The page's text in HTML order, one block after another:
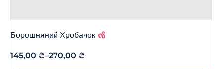
Борошняний Хробачок
145,00 ₴–270,00 ₴